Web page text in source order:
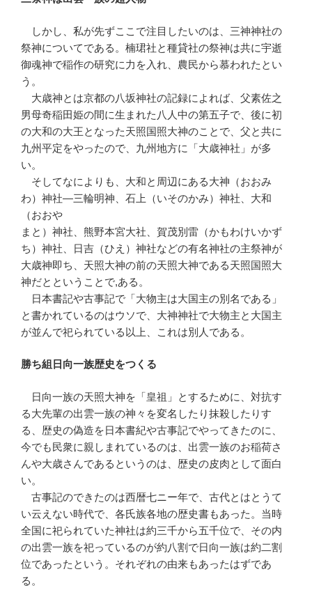
しかし、私が先ずここで注目したいのは、三神神社の
祭神についてである。楠珺社と種貸社の祭神は共に宇逝
御魂神で稲作の研究に力を入れ、農民から慕われたとい
う。
大歳神とは京都の八坂神社の記録によれば、父素佐之
男母奇稲田姫の間に生まれた八人中の第五子で、後に初
の大和の大王となった天照国照大神のことで、父と共に
九州平定をやったので、九州地方に「大歳神社」が多
い。
そしてなによりも、大和と周辺にある大神（おおみ
わ）神社—三輪明神、石上（いそのかみ）神社、大和
（おおや
まと）神社、熊野本宮大社、賀茂別雷（かもわけいかず
ち）神社、日吉（ひえ）神社などの有名神社の主祭神が
大歳神即ち、天照大神の前の天照大神である天照国照大
神だとということで,ある。
日本書記や古事記で「大物主は大国主の別名である」
と書かれているのはウソで、大神神社で大物主と大国主
が並んで祀られている以上、これは別人である。
勝ち組日向一族歴史をつくる
日向一族の天照大神を「皇祖」とするために、対抗す
る大先輩の出雲一族の神々を変名したり抹殺したりす
る、歴史の偽造を日本書紀や古事記でやってきたのに、
今でも民衆に親しまれているのは、出雲一族のお稲荷さ
んや大歳さんであるというのは、歴史の皮肉として面白
い。
古事記のできたのは西暦七ニー年で、古代とはとうて
い云えない時代で、各氏族各地の歴史書もあった。当時
全国に祀られていた神社は約三千から五千位で、その内
の出雲一族を祀っているのが約八割で日向一族は約二割
位であったという。それぞれの由来もあったはずであ
る。